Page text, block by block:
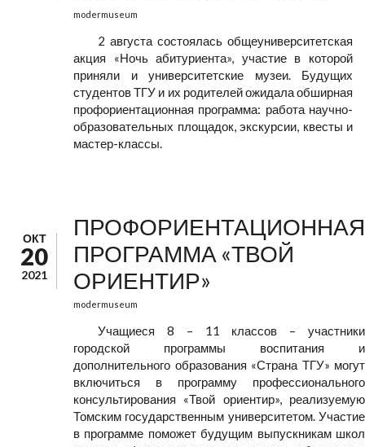
modermuseum
2 августа состоялась общеуниверситетская
акция «Ночь абитуриента», участие в которой
приняли и университетские музеи. Будущих
студентов ТГУ и их родителей ожидала обширная
профориентационная программа: работа научно-
образовательных площадок, экскурсии, квесты и
мастер-классы.
ОКТ
20
2021
ПРОФОРИЕНТАЦИОННАЯ
ПРОГРАММА «ТВОЙ
ОРИЕНТИР»
modermuseum
Учащиеся 8 – 11 классов – участники
городской программы воспитания и
дополнительного образования «Страна ТГУ» могут
включиться в программу профессионального
консультирования «Твой ориентир», реализуемую
Томским государственным университетом. Участие
в программе поможет будущим выпускникам школ